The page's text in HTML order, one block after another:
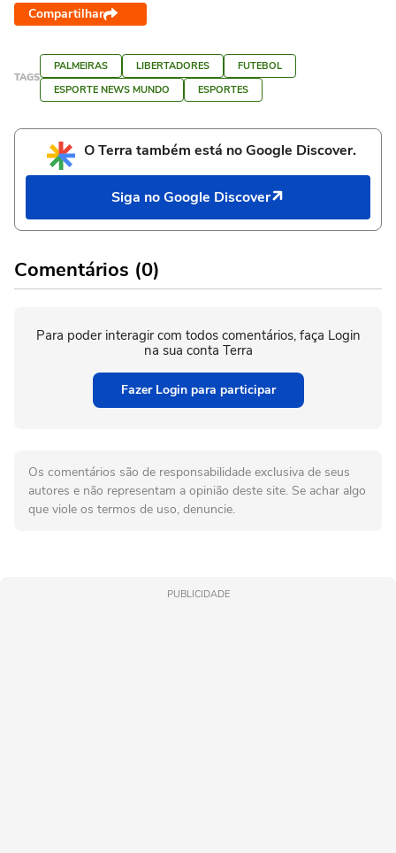
Compartilhar
TAGS
PALMEIRAS LIBERTADORES
FUTEBOL
ESPORTE NEWS MUNDO
ESPORTES
O Terra também está no Google Discover.
Siga no Google Discover
Comentários (0)
Para poder interagir com todos comentários, faça Login
na sua conta Terra
Fazer Login para participar
Os comentários são de responsabilidade exclusiva de seus
autores e não representam a opinião deste site. Se achar algo
que viole os termos de uso, denuncie.
PUBLICIDADE